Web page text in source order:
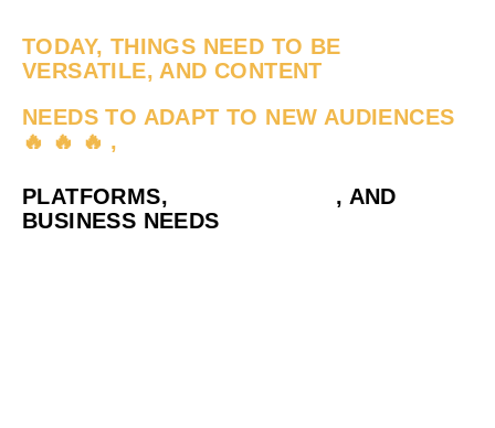
TODAY, THINGS NEED TO BE
VERSATILE, AND CONTENT
NEEDS TO ADAPT TO NEW AUDIENCES
🔥 🔥 🔥 ,
PLATFORMS,
, AND
BUSINESS NEEDS